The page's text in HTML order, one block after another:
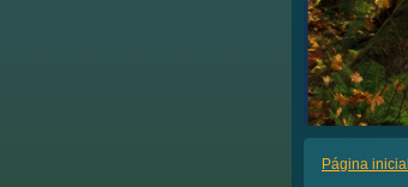
Página inicial